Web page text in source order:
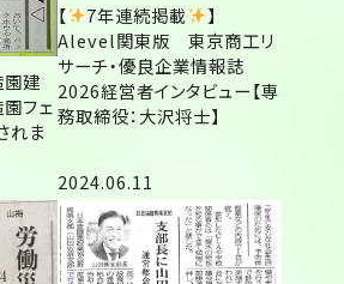
園建
フェ
れま
【 7年連続掲載
】
Alevel関東版 東京商工リ
サーチ・優良企業情報誌
2026経営者インタビュー【専
務取締役：大沢将士】
2024.06.11